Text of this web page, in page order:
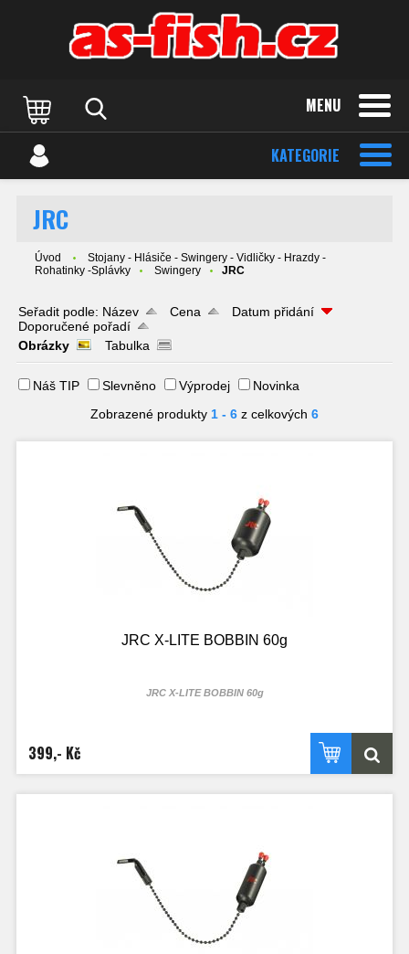
MENU
KATEGORIE
JRC
Úvod
Stojany - Hlásiče - Swingery - Vidličky - Hrazdy -
Rohatinky -Splávky
Swingery JRC
Seřadit podle: Název Cena
Datum přidání
Doporučené pořadí
Obrázky
Tabulka
Náš TIP Slevněno Výprodej
Novinka
Zobrazené produkty 1 - 6 z celkových 6
JRC X-LITE BOBBIN 60g
JRC X-LITE BOBBIN 60g
399,- Kč